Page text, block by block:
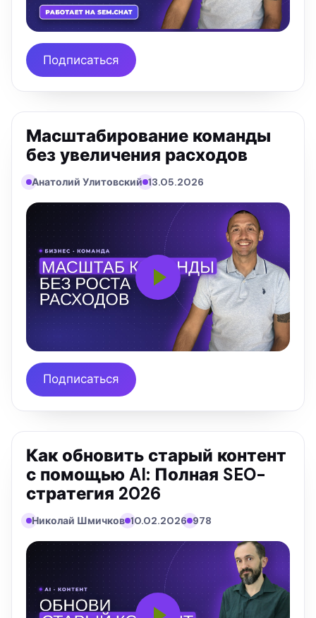
Подписаться
Масштабирование команды
без увеличения расходов
Анатолий Улитовский 13.05.2026
Подписаться
Как обновить старый контент
с помощью AI: Полная SEO-
стратегия 2026
Николай Шмичков 10.02.2026 978